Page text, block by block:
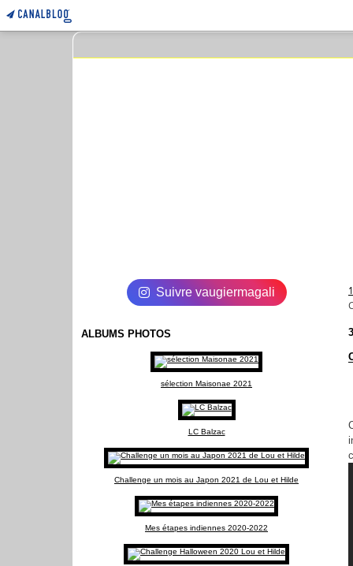
Suivre vaugiermagali
ALBUMS PHOTOS
sélection Maisonae 2021
LC Balzac
Challenge un mois au Japon 2021 de Lou et Hilde
Mes étapes indiennes 2020-2022